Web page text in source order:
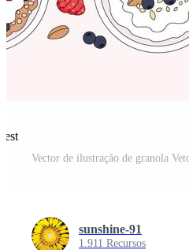
Vector de ilustração de granola
sunshine-91
1.911 Recursos